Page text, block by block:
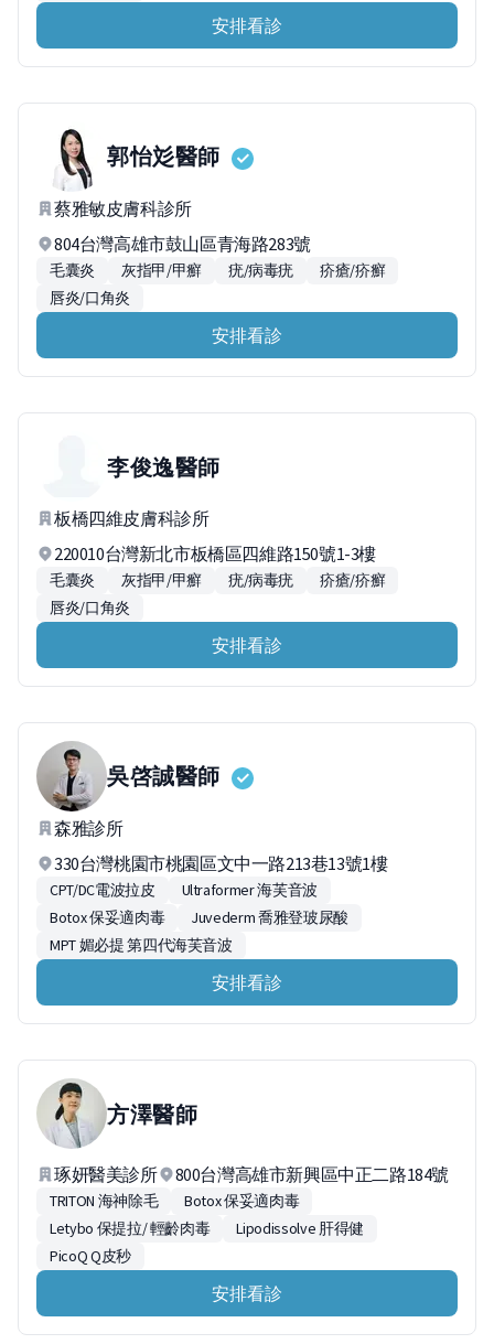
安排看診
郭怡彣醫師
蔡雅敏皮膚科診所
804台灣高雄市鼓山區青海路283號
毛囊炎 灰指甲/甲癬 疣/病毒疣
疥瘡/疥癬
唇炎/口角炎
安排看診
李俊逸醫師
板橋四維皮膚科診所
220010台灣新北市板橋區四維路150號1-3樓
毛囊炎 灰指甲/甲癬 疣/病毒疣
疥瘡/疥癬
唇炎/口角炎
安排看診
吳啓誠醫師
森雅診所
330台灣桃園市桃園區文中一路213巷13號1樓
CPT/DC電波拉皮
Ultraformer 海芙音波
Botox 保妥適肉毒
Juvederm 喬雅登玻尿酸
MPT 媚必提 第四代海芙音波
安排看診
方澤醫師
琢妍醫美診所 800台灣高雄市新興區中正二路184號
TRITON 海神除毛
Botox 保妥適肉毒
Letybo 保提拉/ 輕齡肉毒
Lipodissolve 肝得健
PicoQ Q皮秒
安排看診